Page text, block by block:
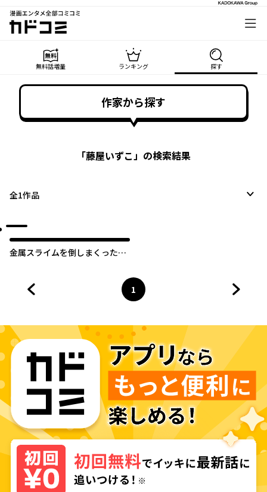
漫画エンタメ全部コミコミ
カドコミ
無料話増量 ランキング 探す
作家から探す
「藤屋いずこ」の検索結果
全1作品
金属スライムを倒しまくった俺
ページ
1
へ